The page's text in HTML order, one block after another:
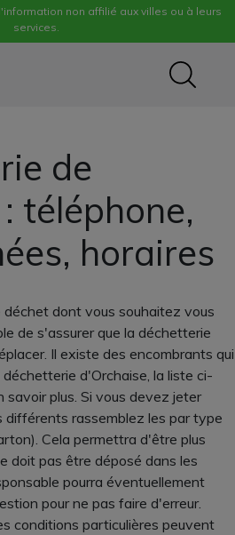
non affilié aux villes ou à leurs
services.
de
téléphone,
horaires
dont vous souhaitez vous
de s'assurer que la déchetterie
Il existe des encombrants qui
d'Orchaise, la liste ci-
plus. Si vous devez jeter
différents rassemblez les par type
Cela permettra d'être plus
doit pas être déposé dans les
pourra éventuellement
pour ne pas faire d'erreur.
conditions particulières peuvent